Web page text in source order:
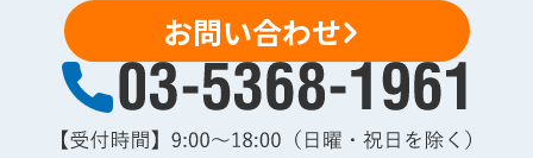
お問い合わせ